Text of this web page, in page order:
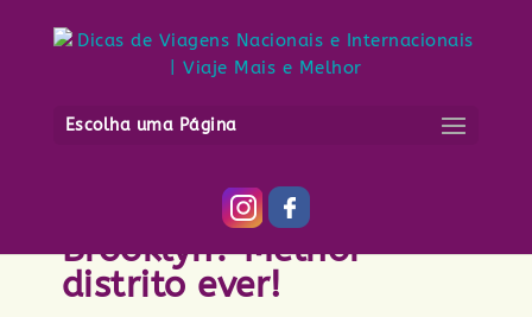
Escolha uma Página
O que fazer no
Brooklyn? Melhor
distrito ever!